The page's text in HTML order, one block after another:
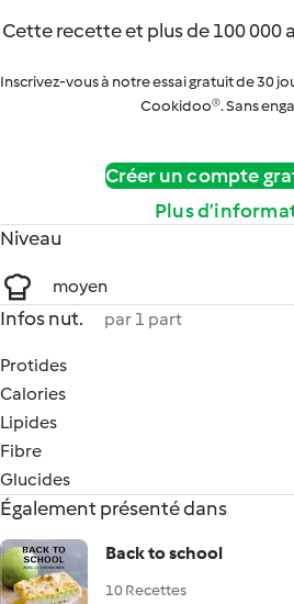
Cette recette et plus de 100 000
Inscrivez-vous à notre essai gratuit de 30
Cookidoo®. Sans
Créer un compte
Plus
Niveau
moyen
Infos nut. par 1 part
Protides
Calories
Lipides
Fibre
Glucides
Également présenté dans
Back to school
10 Recettes